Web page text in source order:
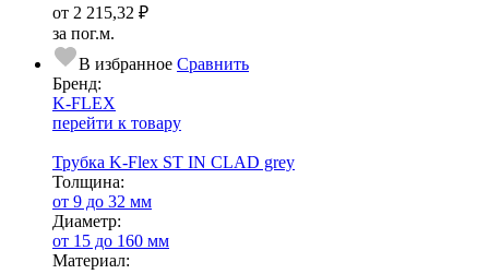
от 2 215,32 ₽
за пог.м.
В избранное Сравнить
Бренд:
K-FLEX
перейти к товару
Трубка K-Flex ST IN CLAD grey
Тол­щи­на:
от 9 до 32 мм
Диаметр:
от 15 до 160 мм
Ма­­те­­ри­­ал: